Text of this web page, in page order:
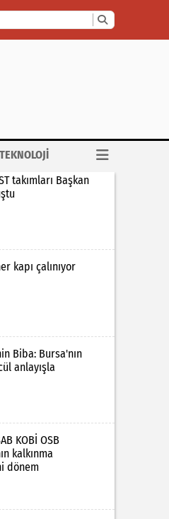
TEKNOLOJİ
takımları Başkan
kapı çalınıyor
Biba: Bursa'nın
anlayışla
KOBİ OSB
kalkınma
dönem